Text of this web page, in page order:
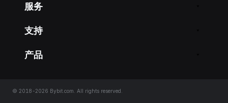
服务
支持
产品
© 2018-2026 Bybit.com. All rights reserved.